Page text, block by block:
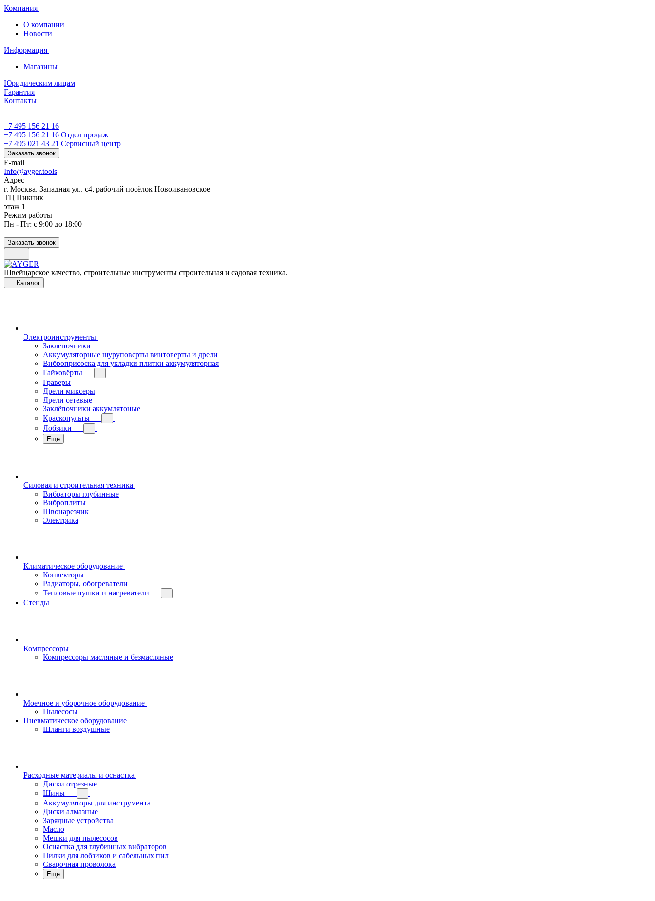
Компания
О компании
Новости
Информация
Магазины
Юридическим лицам
Гарантия
Контакты
+7 495 156 21 16
+7 495 156 21 16 Отдел продаж
+7 495 021 43 21 Cервисный центр
Заказать звонок
E-mail
Info@ayger.tools
Адрес
г. Москва, Западная ул., с4, рабочий посёлок Новоивановское
ТЦ Пикник
этаж 1
Режим работы
Пн - Пт: с 9:00 до 18:00
Заказать звонок
Швейцарское качество, строительные инструменты строительная и садовая техника.
Каталог
Электроинструменты
Заклепочники
Аккумуляторные шуруповерты винтоверты и дрели
Виброприсоска для укладки плитки аккумуляторная
Гайковёрты
Граверы
Дрели миксеры
Дрели сетевые
Заклёпочники аккумлятоные
Краскопульты
Лобзики
Еще
Силовая и строительная техника
Вибраторы глубинные
Виброплиты
Швонарезчик
Электрика
Климатическое оборудование
Конвекторы
Радиаторы, обогреватели
Тепловые пушки и нагреватели
Стенды
Компрессоры
Компрессоры масляные и безмасляные
Моечное и уборочное оборудование
Пылесосы
Пневматическое оборудование
Шланги воздушные
Расходные материалы и оснастка
Диски отрезные
Шины
Аккумуляторы для инструмента
Диски алмазные
Зарядные устройства
Масло
Мешки для пылесосов
Оснастка для глубинных вибраторов
Пилки для лобзиков и сабельных пил
Сварочная проволока
Еще